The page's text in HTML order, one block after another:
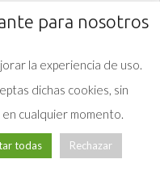
para nosotros
la experiencia de uso.
dichas cookies, sin
cualquier momento.
todas Rechazar